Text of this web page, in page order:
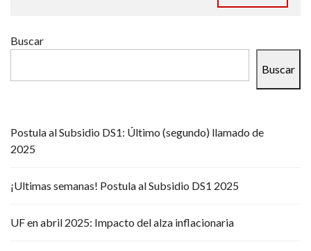
Buscar
Buscar
Postula al Subsidio DS1: Último (segundo) llamado de
2025
¡Ultimas semanas! Postula al Subsidio DS1 2025
UF en abril 2025: Impacto del alza inflacionaria